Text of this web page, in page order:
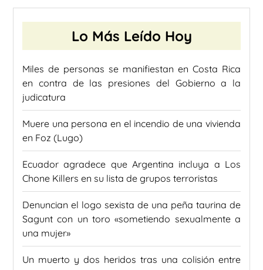
Lo Más Leído Hoy
Miles de personas se manifiestan en Costa Rica
en contra de las presiones del Gobierno a la
judicatura
Muere una persona en el incendio de una vivienda
en Foz (Lugo)
Ecuador agradece que Argentina incluya a Los
Chone Killers en su lista de grupos terroristas
Denuncian el logo sexista de una peña taurina de
Sagunt con un toro «sometiendo sexualmente a
una mujer»
Un muerto y dos heridos tras una colisión entre